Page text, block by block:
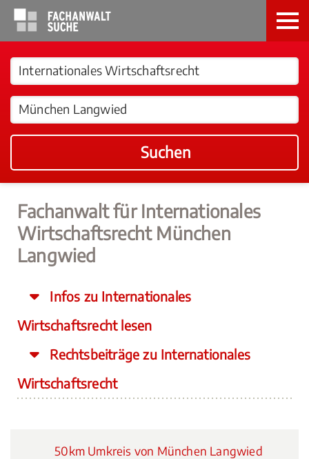
Suchen
Fachanwalt für Internationales
Wirtschaftsrecht München
Langwied
Infos zu Internationales
Wirtschaftsrecht lesen
Rechtsbeiträge zu Internationales
Wirtschaftsrecht
50km Umkreis von München Langwied